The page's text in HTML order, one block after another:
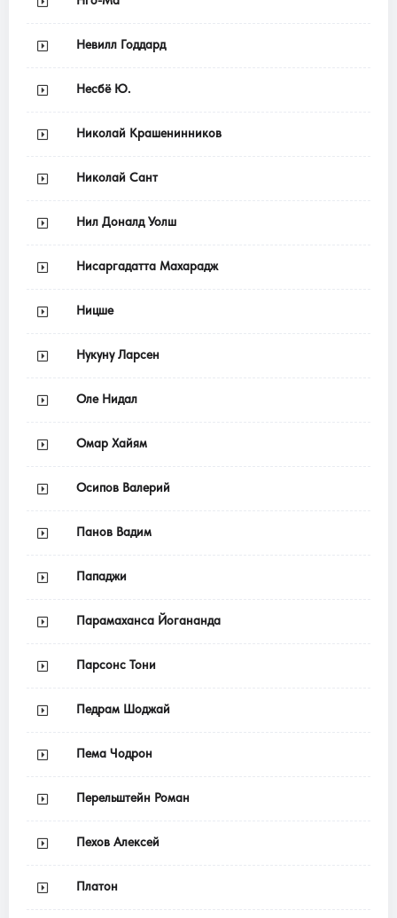
Невилл Годдард
Несбё Ю.
Николай Крашенинников
Николай Сант
Нил Доналд Уолш
Нисаргадатта Махарадж
Ницше
Нукуну Ларсен
Оле Нидал
Омар Хайям
Осипов Валерий
Панов Вадим
Пападжи
Парамаханса Йогананда
Парсонс Тони
Педрам Шоджай
Пема Чодрон
Перельштейн Роман
Пехов Алексей
Платон